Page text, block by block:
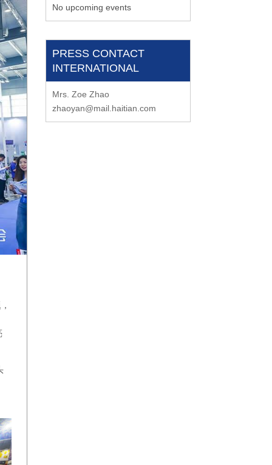
No upcoming events
PRESS CONTACT
INTERNATIONAL
Mrs. Zoe Zhao
zhaoyan@mail.haitian.com